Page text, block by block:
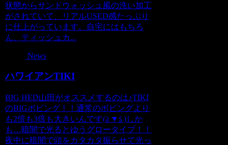
状態からサンドウォッシュ風の洗い加工
がされていて、リアルUSED感たっぷり
に仕上がっています。自宅にはもちろ
ん、ティッシュカ...
News
ハワイアンTIKI
BIG HED山田がオススメするのは♪TIKI
のBIGボビング！！通常のボビングより
も2倍も3倍も大きいんです(≧▼≦)しか
も…暗闇で光るとゆうグロータイプ！！
夜中に暗闇で頭をカタカタ振らせて光っ